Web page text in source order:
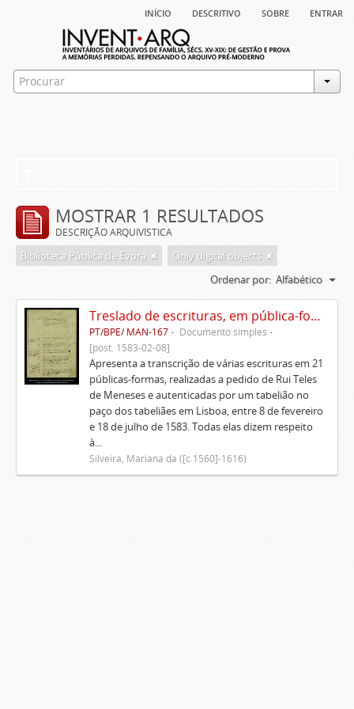
início descritivo sobre entrar
MOSTRAR 1 RESULTADOS
DESCRIÇÃO ARQUIVÍSTICA
Biblioteca Pública de Évora
Only digital objects
Ordenar por: Alfabético
Treslado de escrituras, em pública-forma, de Rui Teles de Meneses
PT/BPE/ MAN-167
Documento simples
[post. 1583-02-08]
Apresenta a transcrição de várias escrituras em 21
públicas-formas, realizadas a pedido de Rui Teles
de Meneses e autenticadas por um tabelião no
paço dos tabeliães em Lisboa, entre 8 de fevereiro
e 18 de julho de 1583. Todas elas dizem respeito
à...
Silveira, Mariana da ([c.1560]-1616)